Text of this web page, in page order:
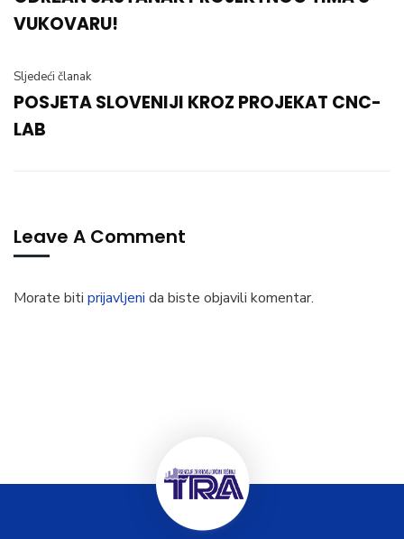
VUKOVARU!
Sljedeći članak
POSJETA SLOVENIJI KROZ PROJEKAT CNC-
LAB
Leave A Comment
Morate biti prijavljeni da biste objavili komentar.